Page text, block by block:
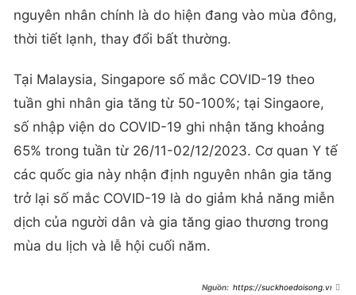
nguyên nhân chính là do hiện đang vào mùa đông,
thời tiết lạnh, thay đổi bất thường.
Tại Malaysia, Singapore số mắc COVID-19 theo
tuần ghi nhân gia tăng từ 50-100%; tại Singaore,
số nhập viện do COVID-19 ghi nhận tăng khoảng
65% trong tuần từ 26/11-02/12/2023. Cơ quan Y tế
các quốc gia này nhận định nguyên nhân gia tăng
trở lại số mắc COVID-19 là do giảm khả năng miễn
dịch của người dân và gia tăng giao thương trong
mùa du lịch và lễ hội cuối năm.
https://suckhoedoisong.vn/vi